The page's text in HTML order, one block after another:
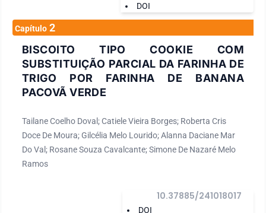
DOI
Capítulo 2
BISCOITO TIPO COOKIE COM
SUBSTITUIÇÃO PARCIAL DA FARINHA DE
TRIGO POR FARINHA DE BANANA
PACOVÃ VERDE
Tailane Coelho Doval; Catiele Vieira Borges; Roberta Cris
Doce De Moura; Gilcélia Melo Lourido; Alanna Daciane Mar
Do Val; Rosane Souza Cavalcante; Simone De Nazaré Melo
Ramos
DOI
10.37885/241018017